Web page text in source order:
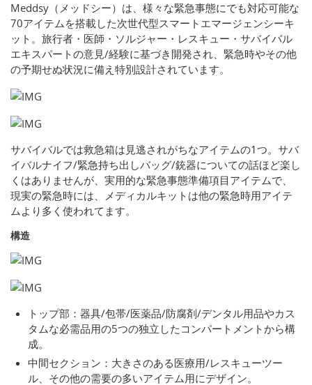
Meddsy（メッドシー）は、様々な緊急事態にでも対応可能な
70アイテムを搭載した次世代型スマートエマージェンシーキ
ット。旅行者・医師・ソルジャー・レスキュー・サバイバル
エキスパートの意見/経験に基づき開発され、緊急時やその他
の予期せぬ状況に備え特別設計されています。
サバイバルでは救急箱は見逃されがちなアイテムの1つ。サバ
イバルナイフ/緊急持ち出しバッグ/銃器についての話ほど楽し
くはありませんが、実用的な緊急事態準備項目アイテムで、
現実の緊急時には、メディカルキットは他の緊急時用アイテ
ムより多く使われてます。
構造
トップ部：器具/包帯/医薬品/防腐剤/デンタル用品やカス
タムな必需品用の5つの独立したコンパートメントから構
成。
中間セクション：大きさのある医療用/レスキューツー
ル、その他の需要の多いアイテム用にデザイン。